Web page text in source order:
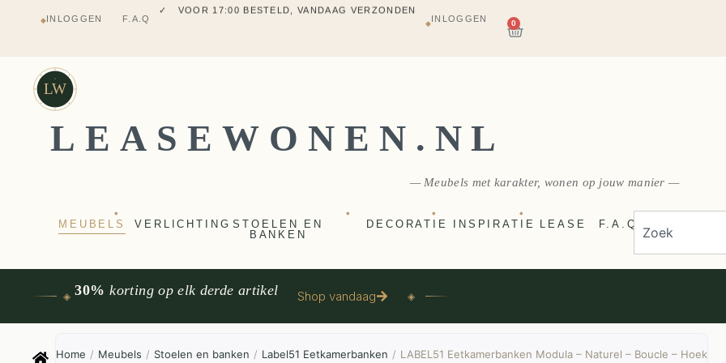
◆INLOGGEN F.A.Q
✓ MEUBELS UIT VT WONEN
◆INLOGGEN 0
LW
LEASEWONEN.NL
— Meubels met karakter, wonen op jouw manier —
MEUBELS
◆
VERLICHTING STOELEN EN
BANKEN
◆
DECORATIE
◆
INSPIRATIE
◆
LEASE F.A.Q
◈ 30% korting op elk derde artikel Shop vandaag ◈
Home / Meubels / Stoelen en banken / Label51 Eetkamerbanken / LABEL51 Eetkamerbanken Modula – Naturel – Boucle – Hoek